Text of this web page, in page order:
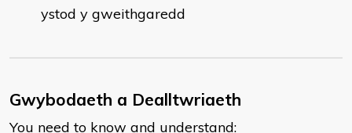
ystod y gweithgaredd
Gwybodaeth a Dealltwriaeth
You need to know and understand: